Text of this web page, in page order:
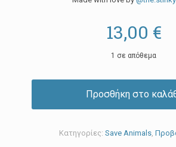
13,00 €
1 σε απόθεμα
Προσθήκη στο
Κατηγορίες: Save Animals,